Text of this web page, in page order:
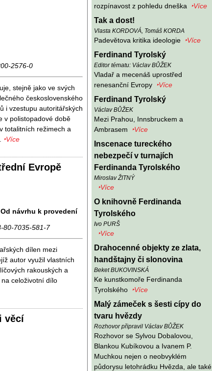
rozpínavost z pohledu dneška
‣Více
Tak a dost!
Vlasta KORDOVÁ, Tomáš KORDA
Padevětova kritika ideologie ‣Více
Ferdinand Tyrolský
Editor tématu: Václav BŮŽEK
Vladař a mecenáš uprostřed
renesanční Evropy
‣Více
Ferdinand Tyrolský
Václav BŮŽEK
Mezi Prahou, Innsbruckem a
Ambrasem
‣Více
Inscenace tureckého
nebezpečí v turnajích
Ferdinanda Tyrolského
Miroslav ŽITNÝ
‣Více
O knihovně Ferdinanda
Tyrolského
Ivo PURŠ
‣Více
Drahocenné objekty ze zlata,
handštajny či slonovina
Beket BUKOVINSKÁ
Ke kunstkomoře Ferdinanda
Tyrolského
‣Více
Malý zámeček s šesti cípy do
tvaru hvězdy
Rozhovor připravil Václav BŮŽEK
Rozhovor se Sylvou Dobalovou,
Blankou Kubíkovou a Ivanem P.
Muchkou nejen o neobvyklém
půdorysu letohrádku Hvězda, ale také
2576-0
stejně jako ve svých
československého
i vzestupu autoritářských
v polistopadové době
totalitních režimech a
‣Více
Evropě
návrhu k provedení
80-7035-581-7
dílen mezi
autor využil vlastních
rakouských a
celoživotní dílo
věcí